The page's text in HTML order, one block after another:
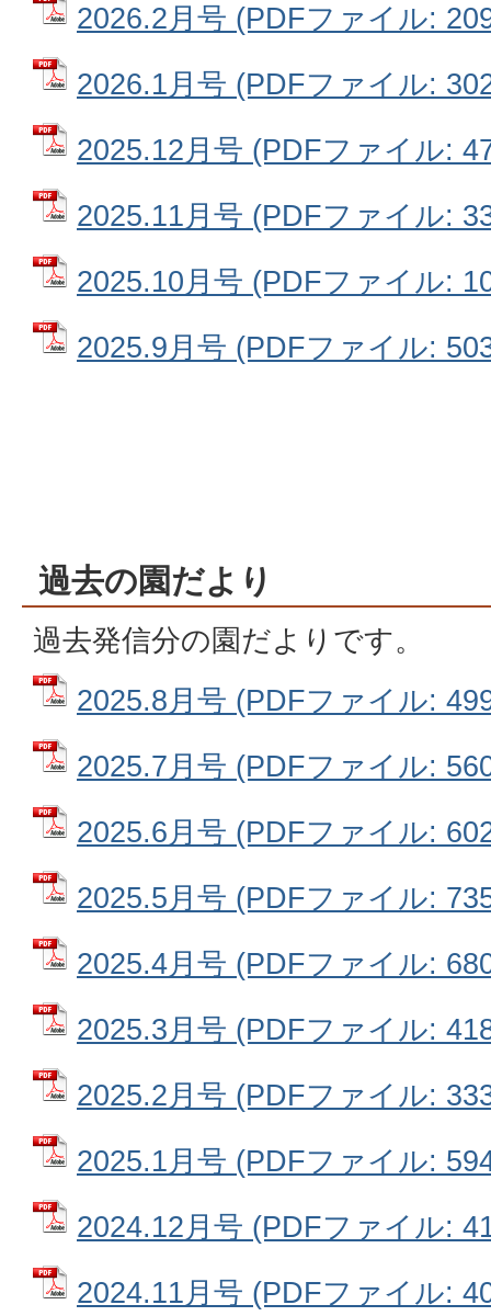
2026.2月号 (PDFファイル:
2026.1月号 (PDFファイル:
2025.12月号 (PDFファイル:
2025.11月号 (PDFファイル:
2025.10月号 (PDFファイル:
2025.9月号 (PDFファイル:
過去の園だより
過去発信分の園だよりです。
2025.8月号 (PDFファイル:
2025.7月号 (PDFファイル:
2025.6月号 (PDFファイル:
2025.5月号 (PDFファイル:
2025.4月号 (PDFファイル:
2025.3月号 (PDFファイル:
2025.2月号 (PDFファイル:
2025.1月号 (PDFファイル:
2024.12月号 (PDFファイル:
2024.11月号 (PDFファイル: